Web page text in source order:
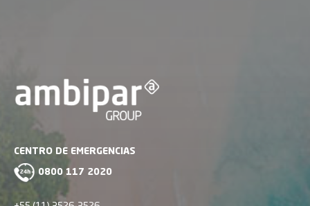
CENTRO DE EMERGENCIAS
0800 117 2020